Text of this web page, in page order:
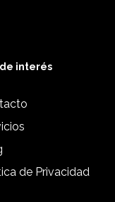
interés
de Privacidad